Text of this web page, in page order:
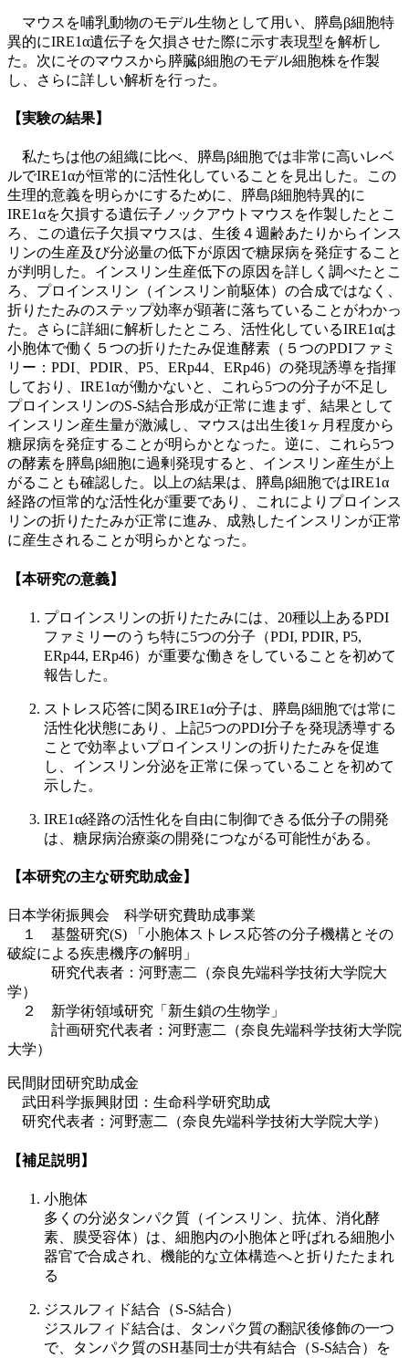
マウスを哺乳動物のモデル生物として用い、膵島β細胞特
異的にIRE1α遺伝子を欠損させた際に示す表現型を解析し
た。次にそのマウスから膵臓β細胞のモデル細胞株を作製
し、さらに詳しい解析を行った。
【実験の結果】
私たちは他の組織に比べ、膵島β細胞では非常に高いレベ
ルでIRE1αが恒常的に活性化していることを見出した。この
生理的意義を明らかにするために、膵島β細胞特異的に
IRE1αを欠損する遺伝子ノックアウトマウスを作製したとこ
ろ、この遺伝子欠損マウスは、生後４週齢あたりからインス
リンの生産及び分泌量の低下が原因で糖尿病を発症すること
が判明した。インスリン生産低下の原因を詳しく調べたとこ
ろ、プロインスリン（インスリン前駆体）の合成ではなく、
折りたたみのステップ効率が顕著に落ちていることがわかっ
た。さらに詳細に解析したところ、活性化しているIRE1αは
小胞体で働く５つの折りたたみ促進酵素（５つのPDIファミ
リー：PDI、PDIR、P5、ERp44、ERp46）の発現誘導を指揮
しており、IRE1αが働かないと、これら5つの分子が不足し
プロインスリンのS-S結合形成が正常に進まず、結果として
インスリン産生量が激減し、マウスは出生後1ヶ月程度から
糖尿病を発症することが明らかとなった。逆に、これら5つ
の酵素を膵島β細胞に過剰発現すると、インスリン産生が上
がることも確認した。以上の結果は、膵島β細胞ではIRE1α
経路の恒常的な活性化が重要であり、これによりプロインス
リンの折りたたみが正常に進み、成熟したインスリンが正常
に産生されることが明らかとなった。
【本研究の意義】
プロインスリンの折りたたみには、20種以上あるPDI
ファミリーのうち特に5つの分子（PDI, PDIR, P5,
ERp44, ERp46）が重要な働きをしていることを初めて
報告した。
ストレス応答に関るIRE1α分子は、膵島β細胞では常に
活性化状態にあり、上記5つのPDI分子を発現誘導する
ことで効率よいプロインスリンの折りたたみを促進
し、インスリン分泌を正常に保っていることを初めて
示した。
IRE1α経路の活性化を自由に制御できる低分子の開発
は、糖尿病治療薬の開発につながる可能性がある。
【本研究の主な研究助成金】
日本学術振興会 科学研究費助成事業
１ 基盤研究(S) 「小胞体ストレス応答の分子機構とその
破綻による疾患機序の解明」
研究代表者：河野憲二（奈良先端科学技術大学院大
学）
２ 新学術領域研究「新生鎖の生物学」
計画研究代表者：河野憲二（奈良先端科学技術大学院
大学）
民間財団研究助成金
武田科学振興財団：生命科学研究助成
研究代表者：河野憲二（奈良先端科学技術大学院大学）
【補足説明】
小胞体
多くの分泌タンパク質（インスリン、抗体、消化酵
素、膜受容体）は、細胞内の小胞体と呼ばれる細胞小
器官で合成され、機能的な立体構造へと折りたたまれ
る
ジスルフィド結合（S-S結合）
ジスルフィド結合は、タンパク質の翻訳後修飾の一つ
で、タンパク質のSH基同士が共有結合（S-S結合）を